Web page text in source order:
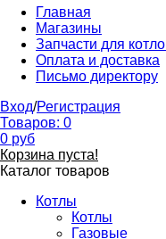
Главная
Магазины
Запчасти для
Оплата и доставка
Письмо директору
Вход/Регистрация
Товаров: 0
0 руб
Корзина пуста!
Каталог товаров
Котлы
Котлы
Газовые